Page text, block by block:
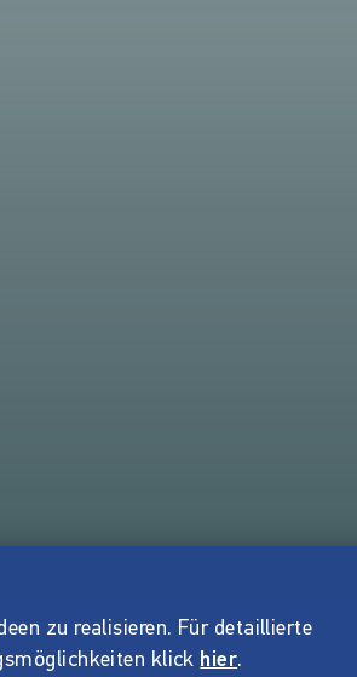
zu realisieren. Für detaillierte
klick hier.